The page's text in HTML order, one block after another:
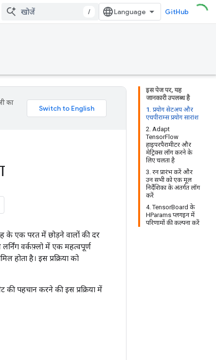
/ GitHub
इस पेज पर, यह
जानकारी उपलब्ध है
1. प्रयोग सेटअप और
एचपीराम्स प्रयोग सारांश
2. Adapt
TensorFlow
हाइपरपैरामीटर और
मेट्रिक्स लॉग करने के
लिए चलता है
3. रन प्रारंभ करें और
उन सभी को एक मूल
निर्देशिका के अंतर्गत लॉग
करें
4. TensorBoard के
HParams प्लगइन में
परिणामों की कल्पना करें
का
के एक परत में छोड़ने वालों की दर
वर्कफ़्लो में एक महत्वपूर्ण
होता है। इस प्रक्रिया को
पहचान करने की इस प्रक्रिया में